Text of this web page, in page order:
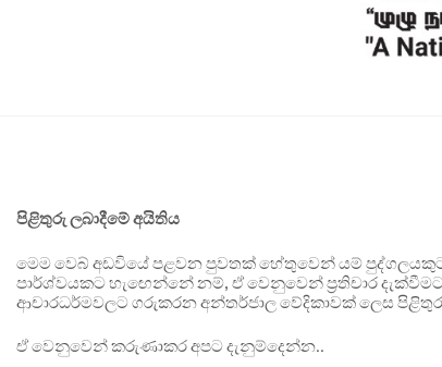
පිළිතුරු ලබාදීමේ අයිතිය
මෙම වෙබ් අඩවියේ පළවන පුවතක් හේතුවෙන් යම්
පාර්ශ්වයකට හැඟෙන්නේ නම්, ඒ වෙනුවෙන් ප්‍රතිචාර
ආචාරධර්මවලට ගරුකරන අන්තර්ජාල වේදිකාවක් ලෙස
ඒ වෙනුවෙන් කරුණාකර අපට දැනුම්දෙන්න..